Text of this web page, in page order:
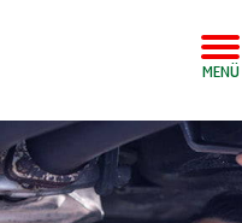
MENÜ